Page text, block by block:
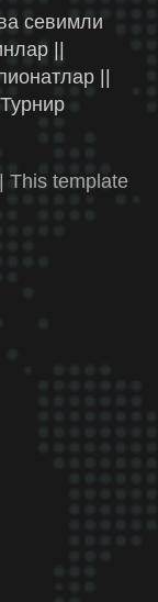
севимли
||
||
This template